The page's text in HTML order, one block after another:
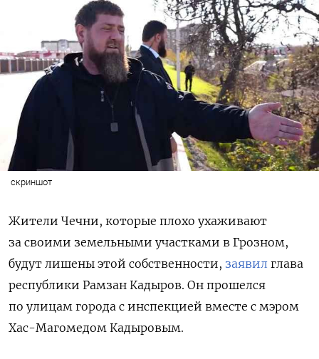
скриншот
Жители Чечни, которые плохо ухаживают
за своими земельными участками в Грозном,
будут лишены этой собственности, заявил глава
республики Рамзан Кадыров. Он прошелся
по улицам города с инспекцией вместе с мэром
Хас-Магомедом Кадыровым.